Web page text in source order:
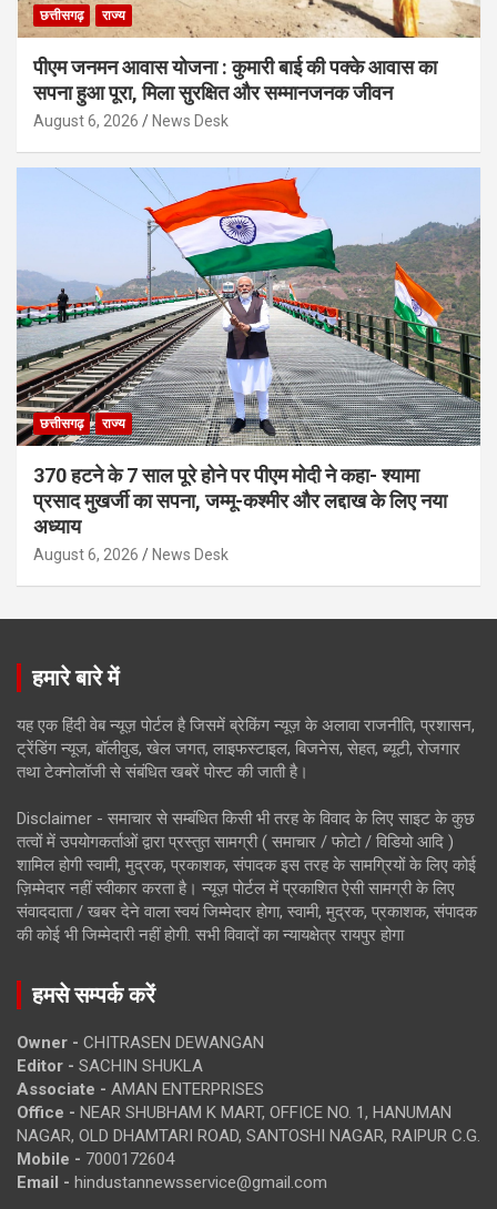
छत्तीसगढ़ राज्य
पीएम जनमन आवास योजना : कुमारी बाई की पक्के आवास का
सपना हुआ पूरा, मिला सुरक्षित और सम्मानजनक जीवन
August 6, 2026 News Desk
छत्तीसगढ़ राज्य
370 हटने के 7 साल पूरे होने पर पीएम मोदी ने कहा- श्यामा
प्रसाद मुखर्जी का सपना, जम्मू-कश्मीर और लद्दाख के लिए नया
अध्याय
August 6, 2026 News Desk
हमारे बारे में
यह एक हिंदी वेब न्यूज़ पोर्टल है जिसमें ब्रेकिंग न्यूज़ के अलावा राजनीति, प्रशासन,
ट्रेंडिंग न्यूज, बॉलीवुड, खेल जगत, लाइफस्टाइल, बिजनेस, सेहत, ब्यूटी, रोजगार
तथा टेक्नोलॉजी से संबंधित खबरें पोस्ट की जाती है।
Disclaimer - समाचार से सम्बंधित किसी भी तरह के विवाद के लिए साइट के कुछ
तत्वों में उपयोगकर्ताओं द्वारा प्रस्तुत सामग्री ( समाचार / फोटो / विडियो आदि )
शामिल होगी स्वामी, मुद्रक, प्रकाशक, संपादक इस तरह के सामग्रियों के लिए कोई
ज़िम्मेदार नहीं स्वीकार करता है। न्यूज़ पोर्टल में प्रकाशित ऐसी सामग्री के लिए
संवाददाता / खबर देने वाला स्वयं जिम्मेदार होगा, स्वामी, मुद्रक, प्रकाशक, संपादक
की कोई भी जिम्मेदारी नहीं होगी. सभी विवादों का न्यायक्षेत्र रायपुर होगा
हमसे सम्पर्क करें
Owner - CHITRASEN DEWANGAN
Editor - SACHIN SHUKLA
Associate - AMAN ENTERPRISES
Office - NEAR SHUBHAM K MART, OFFICE NO. 1, HANUMAN
NAGAR, OLD DHAMTARI ROAD, SANTOSHI NAGAR, RAIPUR C.G.
Mobile - 7000172604
Email - hindustannewsservice@gmail.com